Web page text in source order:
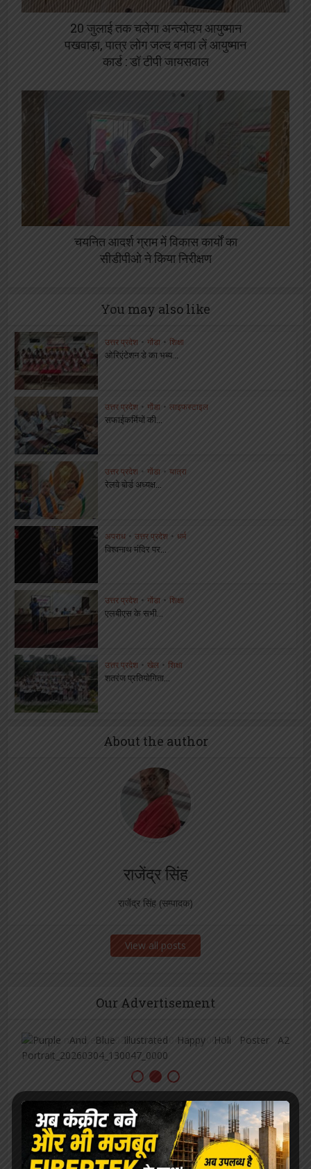
20 जुलाई तक चलेगा अन्त्योदय आयुष्मान
पखवाड़ा, पात्र लोग जल्द बनवा लें आयुष्मान
कार्ड : डॉ टीपी जायसवाल
चयनित आदर्श ग्राम में विकास कार्यों का
सीडीपीओ ने किया निरीक्षण
You may also like
उत्तर प्रदेश • गोंडा • शिक्षा
ओरिएंटेशन डे का भब्य...
उत्तर प्रदेश • गोंडा • लाइफस्टाइल
सफाईकर्मियों की...
उत्तर प्रदेश • गोंडा • यात्रा
रेलवे बोर्ड अध्यक्ष...
अपराध • उत्तर प्रदेश • धर्म
विश्वनाथ मंदिर पर...
उत्तर प्रदेश • गोंडा • शिक्षा
एलबीएस के सभी...
उत्तर प्रदेश • खेल • शिक्षा
शतरंज प्रतियोगिता...
About the author
राजेंद्र सिंह
राजेंद्र सिंह (सम्पादक)
View all posts
Our Advertisement
[covid-data]